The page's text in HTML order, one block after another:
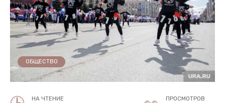
ОБЩЕСТВО
НА ЧТЕНИЕ ПРОСМОТРОВ